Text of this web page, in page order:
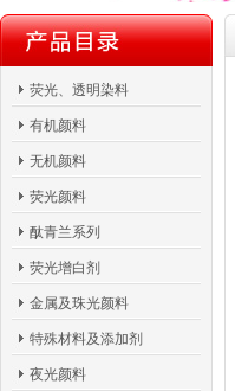
荧光、透明染料
有机颜料
无机颜料
荧光颜料
酞青兰系列
荧光增白剂
金属及珠光颜料
特殊材料及添加剂
夜光颜料